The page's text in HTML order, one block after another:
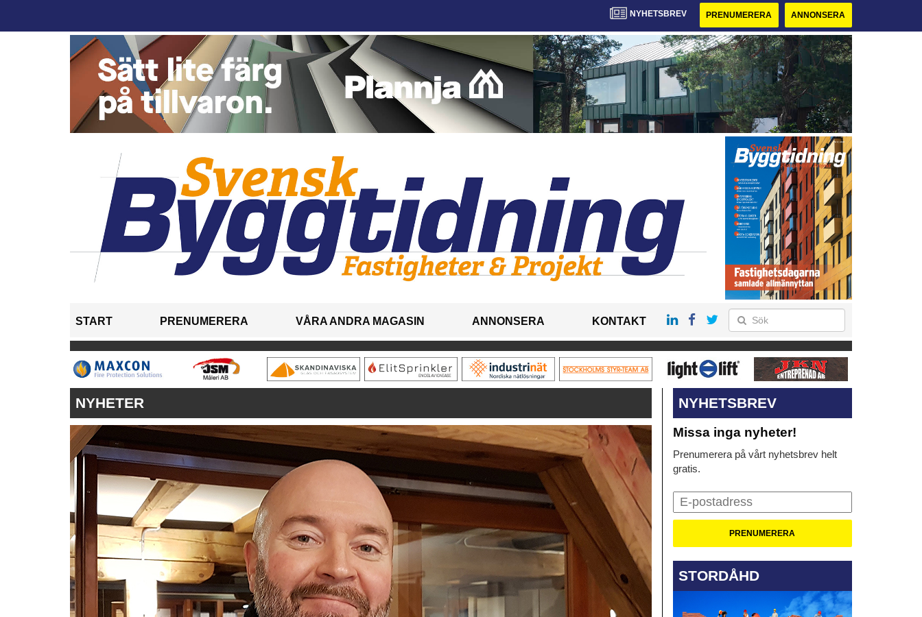
NYHETSBREV PRENUMERERA ANNONSERA
START PRENUMERERA VÅRA ANDRA MAGASIN ANNONSERA KONTAKT
NYHETER NYHETSBREV
Missa inga nyheter!
Prenumerera på vårt nyhetsbrev helt
gratis.
STORDÅHD